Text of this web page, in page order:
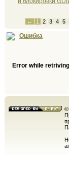
← 1 2 3 4 5
Ошибка
Error while
©